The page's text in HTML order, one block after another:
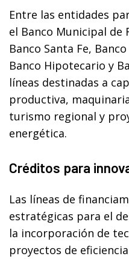
Entre las entidades
el Banco Municipal de
Banco Santa Fe,
Banco Hipotecario y
líneas destinadas a
productiva,
turismo regional y
energética.
Créditos para
Las líneas de
estratégicas para el
la incorporación de
proyectos de